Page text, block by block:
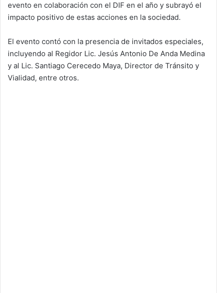
evento en colaboración con el DIF en el año y subrayó el
impacto positivo de estas acciones en la sociedad.
El evento contó con la presencia de invitados especiales,
incluyendo al Regidor Lic. Jesús Antonio De Anda Medina
y al Lic. Santiago Cerecedo Maya, Director de Tránsito y
Vialidad, entre otros.